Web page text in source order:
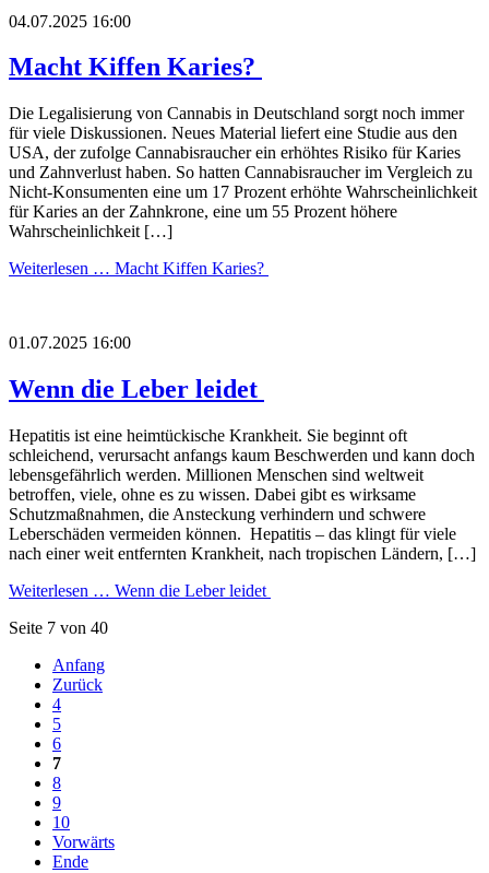
04.07.2025 16:00
Macht Kiffen Karies?
Die Legalisierung von Cannabis in Deutschland sorgt noch immer
für viele Diskussionen. Neues Material liefert eine Studie aus den
USA, der zufolge Cannabisraucher ein erhöhtes Risiko für Karies
und Zahnverlust haben. So hatten Cannabisraucher im Vergleich zu
Nicht-Konsumenten eine um 17 Prozent erhöhte Wahrscheinlichkeit
für Karies an der Zahnkrone, eine um 55 Prozent höhere
Wahrscheinlichkeit […]
Weiterlesen … Macht Kiffen Karies?
01.07.2025 16:00
Wenn die Leber leidet
Hepatitis ist eine heimtückische Krankheit. Sie beginnt oft
schleichend, verursacht anfangs kaum Beschwerden und kann doch
lebensgefährlich werden. Millionen Menschen sind weltweit
betroffen, viele, ohne es zu wissen. Dabei gibt es wirksame
Schutzmaßnahmen, die Ansteckung verhindern und schwere
Leberschäden vermeiden können. Hepatitis – das klingt für viele
nach einer weit entfernten Krankheit, nach tropischen Ländern, […]
Weiterlesen … Wenn die Leber leidet
Seite 7 von 40
Anfang
Zurück
4
5
6
7
8
9
10
Vorwärts
Ende